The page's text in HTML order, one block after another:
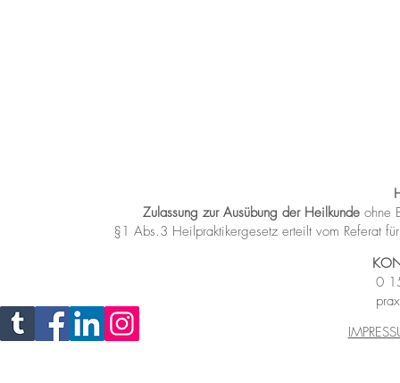
Zulassung zur Ausübung der Heilkunde ohne
§1 Abs.3 Heilpraktikergesetz erteilt vom Referat
0